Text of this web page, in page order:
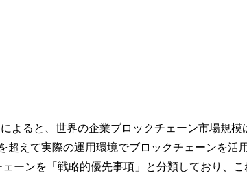
よると、世界の企業ブロックチェーン市場規
えて実際の運用環境でブロックチェーンを活
ーンを「戦略的優先事項」と分類しており、